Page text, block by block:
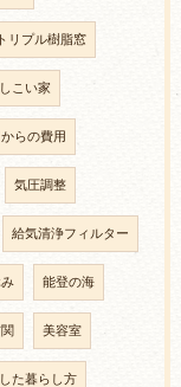
トリプル樹脂窓
こい家
らの費用
気圧調整
給気清浄フィルター
能登の海
美容室
た暮らし方